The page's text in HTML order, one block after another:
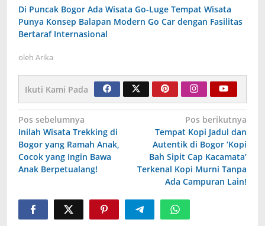
Di Puncak Bogor Ada Wisata Go-Luge Tempat Wisata
Punya Konsep Balapan Modern Go Car dengan Fasilitas
Bertaraf Internasional
oleh Arika
Ikuti Kami Pada
Navigasi
pos
Pos sebelumnya
Inilah Wisata Trekking di
Bogor yang Ramah Anak,
Cocok yang Ingin Bawa
Anak Berpetualang!
Pos berikutnya
Tempat Kopi Jadul dan
Autentik di Bogor ‘Kopi
Bah Sipit Cap Kacamata’
Terkenal Kopi Murni Tanpa
Ada Campuran Lain!